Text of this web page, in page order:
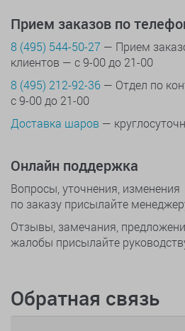
Прием заказов по
8 (495) 544-50-27 — Прием
клиентов — с 9-00 до 21-00
8 (495) 212-92-36 — Отдел по
с 9-00 до 21-00
Доставка шаров —
Онлайн поддержка
Вопросы, уточнения, изменения
по заказу присылайте
Отзывы, замечания,
жалобы присылайте
Обратная связь